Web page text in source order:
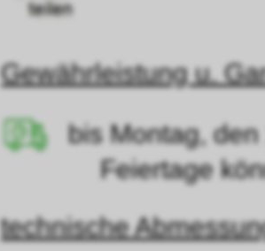
Gewährleistung u.
bis Montag,
Feiertage
technische